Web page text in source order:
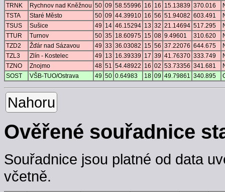
TRNK
Rychnov nad Kněžnou 50 09 58.55996 16 16 15.13839 370.016
TSTA
Staré Město 50 09 44.39910 16 56 51.94082 603.491
TSUS
Sušice 49 14 46.15294 13 32 21.14694 517.295
TTUR
Turnov 50 35 18.60975 15 08 9.49601 310.620
TZD2
Žďár nad Sázavou 49 33 36.03082 15 56 37.22076 644.675
TZL3
Zlín - Kostelec 49 13 16.39339 17 39 41.76370 333.749
TZNO
Znojmo 48 51 54.48922 16 02 53.73356 341.681
SOST
VŠB-TUO/Ostrava 49 50 0.64983 18 09 49.79861 340.895
Nahoru
Ověřené souřadnice
Souřadnice jsou platné od data
včetně.